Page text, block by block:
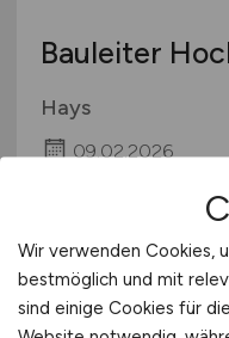
Bauleiter
Hays
09.02.2026
Wir verwenden Cookies,
bestmöglich und mit
sind einige Cookies für